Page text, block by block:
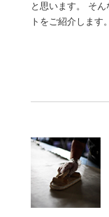
と思います。 そ
トをご紹介します